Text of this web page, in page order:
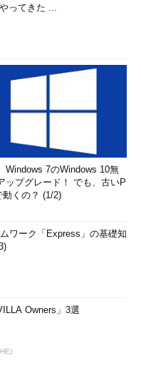
ミッターを受け入れてい
るNTTデータの姿勢
、Hadoop／Sparkなど
話す。
使うというだけでなく品
当社なりに咀嚼して、パッ
たりして、長期間で安定し
は高負荷な案件が多いた
ケースも出てく ると思っ
ソースソフトウェア利用
の場合でも、一般企業が
レーターが介在すること
品を導入し、運用するケ
のことが、一部のオープ
妨げになる可能性があ
インテグレーターがいて
ってきた ...
Windows 7のWindows 10無
ップグレード！ でも、古いP
動くの？ (1/2)
ワーク「Express」の基礎知
Owners」3選